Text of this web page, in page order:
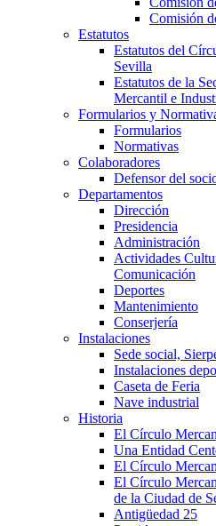
Comisión
Estatutos
Estatutos del
Sevilla
Estatutos de la
Mercantil e
Formularios y
Formularios
Normativas
Colaboradores
Defensor del
Departamentos
Dirección
Presidencia
Administración
Actividades
Comunicación
Deportes
Mantenimiento
Conserjería
Instalaciones
Sede social,
Instalaciones
Caseta de Feria
Nave industrial
Historia
El Círculo
Una Entidad
El Círculo
El Círculo
de la Ciudad de
Antigüedad 25